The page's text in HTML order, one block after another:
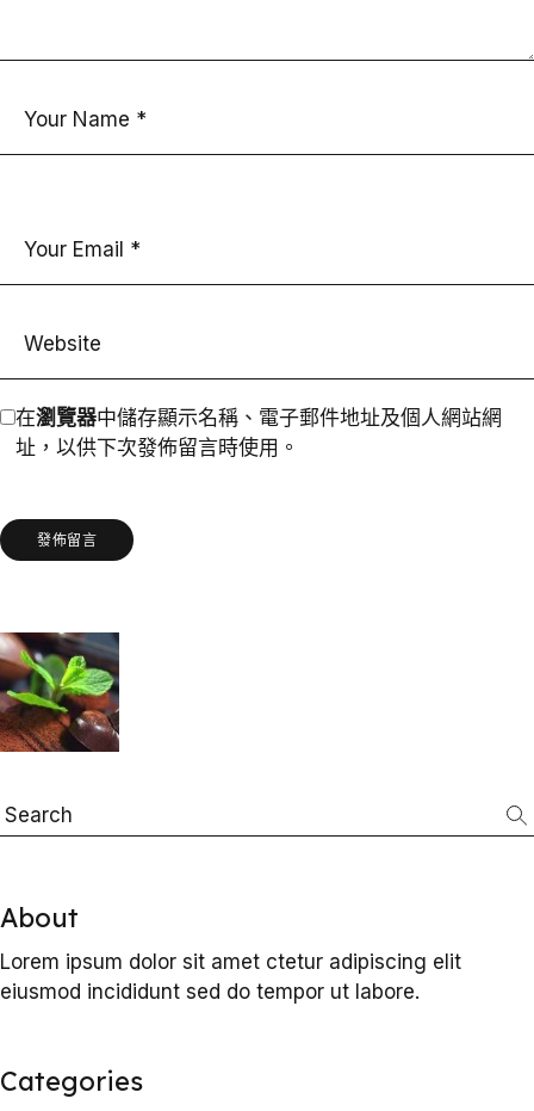
在瀏覽器中儲存顯示名稱、電子郵件地址及個人網站網
址，以供下次發佈留言時使用。
發佈留言
Search
About
Lorem ipsum dolor sit amet ctetur adipiscing elit
eiusmod incididunt sed do tempor ut labore.
Categories